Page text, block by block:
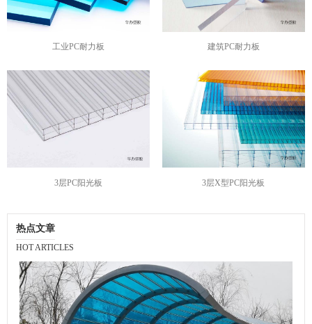
工业PC耐力板 建筑PC耐力板
3层PC阳光板 3层X型PC阳光板
热点文章
HOT ARTICLES